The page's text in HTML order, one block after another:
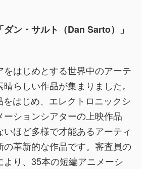
ン・サルト（Dan Sarto）」
をはじめとする世界中のアーテ
らしい作品が集まりました。
をはじめ、エレクトロニックシ
ーションシアターの上映作品
いほど多様で才能あるアーティ
の革新的な作品です。審査員の
より、35本の短編アニメーシ